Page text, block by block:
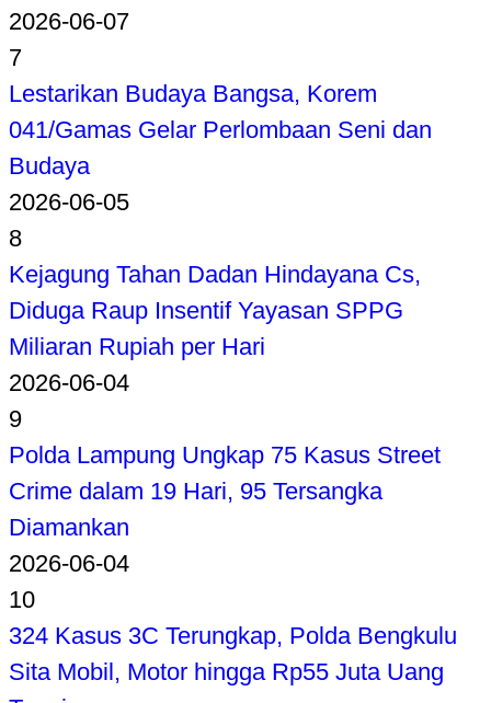
2026-06-07
7
Lestarikan Budaya Bangsa, Korem
041/Gamas Gelar Perlombaan Seni dan
Budaya
2026-06-05
8
Kejagung Tahan Dadan Hindayana Cs,
Diduga Raup Insentif Yayasan SPPG
Miliaran Rupiah per Hari
2026-06-04
9
Polda Lampung Ungkap 75 Kasus Street
Crime dalam 19 Hari, 95 Tersangka
Diamankan
2026-06-04
10
324 Kasus 3C Terungkap, Polda Bengkulu
Sita Mobil, Motor hingga Rp55 Juta Uang